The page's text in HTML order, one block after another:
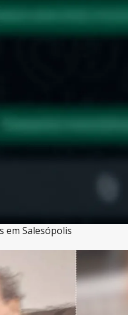
em Salesópolis